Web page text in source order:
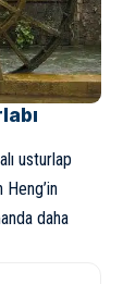
usturlap
Heng’in
daha